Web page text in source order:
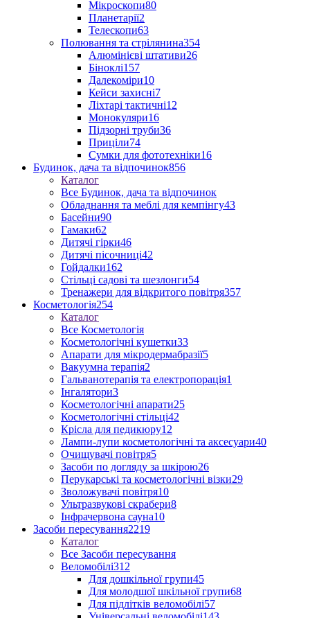
Мікроскопи80
Планетарії2
Телескопи63
Полювання та стрілянина354
Алюмінієві штативи26
Біноклі157
Далекоміри10
Кейси захисні7
Ліхтарі тактичні12
Монокуляри16
Підзорні труби36
Приціли74
Сумки для фототехніки16
Будинок, дача та відпочинок856
Каталог
Все Будинок, дача та відпочинок
Обладнання та меблі для кемпінгу43
Басейни90
Гамаки62
Дитячі гірки46
Дитячі пісочниці42
Гойдалки162
Стільці садові та шезлонги54
Тренажери для відкритого повітря357
Косметологія254
Каталог
Все Косметологія
Косметологічні кушетки33
Апарати для мікродермабразії5
Вакуумна терапія2
Гальванотерапія та електропорація1
Інгалятори3
Косметологічні апарати25
Косметологічні стільці42
Крісла для педикюру12
Лампи-лупи косметологічні та аксесуари40
Очищувачі повітря5
Засоби по догляду за шкірою26
Перукарські та косметологічні візки29
Зволожувачі повітря10
Ультразвукові скрабери8
Інфрачервона сауна10
Засоби пересування2219
Каталог
Все Засоби пересування
Веломобілі312
Для дошкільної групи45
Для молодшої шкільної групи68
Для підлітків веломобілі57